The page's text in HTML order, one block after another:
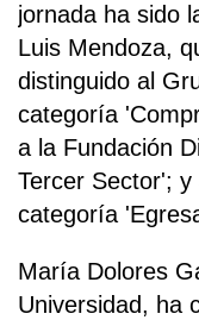
jornada ha sido
Luis Mendoza,
distinguido al
categoría
a la Fundación
Tercer Sector';
categoría
María Dolores
Universidad, ha